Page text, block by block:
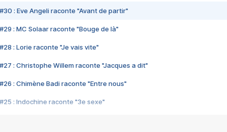
#30 : Eve Angeli raconte "Avant de partir"
#29 : MC Solaar raconte "Bouge de là"
#28 : Lorie raconte "Je vais vite"
#27 : Christophe Willem raconte "Jacques a dit"
#26 : Chimène Badi raconte "Entre nous"
#25 : Indochine raconte "3e sexe"